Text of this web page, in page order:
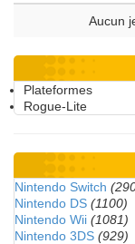
Aucun
Plateformes
Rogue-Lite
Nintendo Switch
Nintendo DS (1100)
Nintendo Wii (1081)
Nintendo 3DS (929)